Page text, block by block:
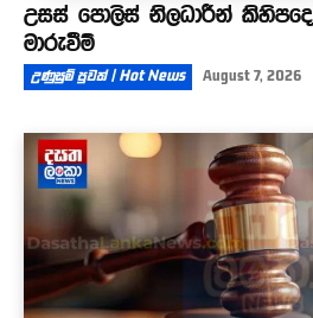
උසස් පොලිස් නිලධාරීන්
මාරුවීම්
උණුසුම් පුවත් | Hot News August 7, 2026